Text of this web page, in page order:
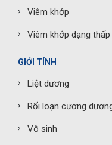
Viêm khớp
Viêm khớp dạng thấp
GIỚI TÍNH
Liệt dương
Rối loạn cương
Vô sinh